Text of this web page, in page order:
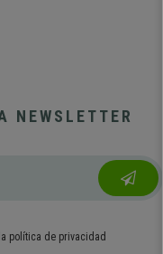
NEWSLETTER
la política de privacidad